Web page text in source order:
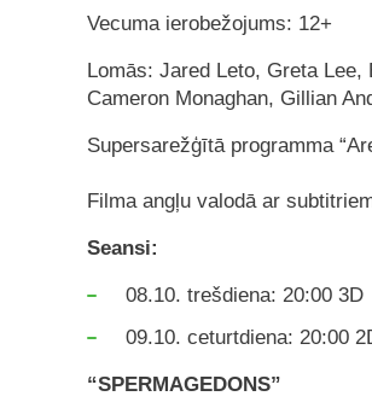
Vecuma ierobežojums: 12+
Lomās: Jared Leto, Greta
Cameron Monaghan, Gillian
Supersarežģītā programma
Filma angļu valodā ar
Seansi:
08.10. trešdiena: 20:00 3D
09.10. ceturtdiena: 20:00
“SPERMAGEDONS”